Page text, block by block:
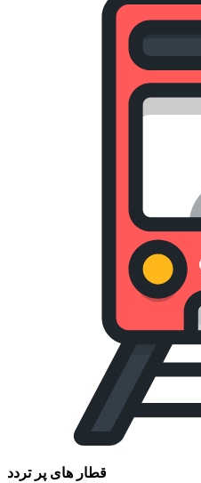
قطار های پر تردد